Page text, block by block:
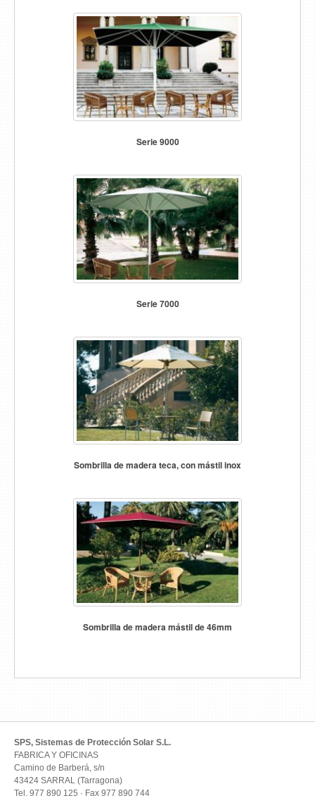
Serie 9000
Serie 7000
Sombrilla de madera teca, con mástil inox
Sombrilla de madera mástil de 46mm
SPS, Sistemas de Protección Solar S.L.
FABRICA Y OFICINAS
Camino de Barberá, s/n
43424 SARRAL (Tarragona)
Tel. 977 890 125 · Fax 977 890 744